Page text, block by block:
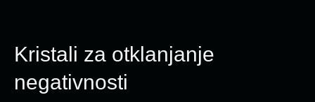
Kristali za otklanjanje
negativnosti